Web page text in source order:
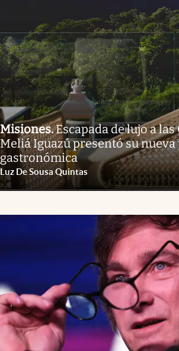
Misiones.Escapada de lujo a las
Meliá Iguazú presentó su
gastronómica
Luz De Sousa Quintas